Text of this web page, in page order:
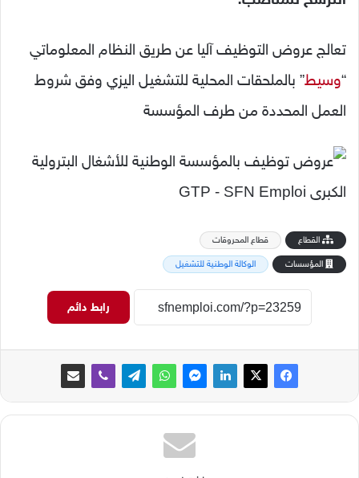
تعالج عروض التوظيف آليا عن طريق النظام المعلوماتي
“وسيط” بالملحقات المحلية للتشغيل اليزي وفق شروط
العمل المحددة من طرف المؤسسة
القطاع
قطاع المحروقات
المؤسسات
الوكالة الوطنية للتشغيل
رابط دائم